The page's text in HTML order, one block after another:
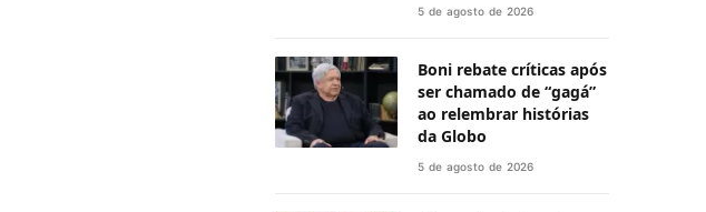
5 de agosto de 2026
Boni rebate críticas após
ser chamado de “gagá”
ao relembrar histórias
da Globo
5 de agosto de 2026